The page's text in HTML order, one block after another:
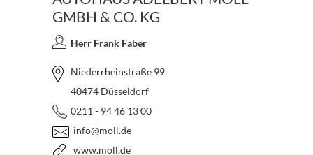
GMBH & CO. KG
Herr Frank Faber
Niederrheinstraße 99
40474 Düsseldorf
0211 - 94 46 13 00
info@moll.de
www.moll.de